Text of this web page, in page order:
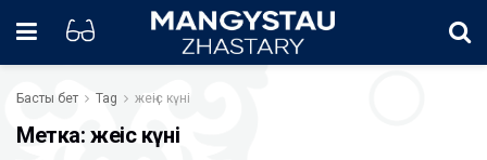
Басты бет Tag жеңіс күні
Метка:жеңіс күні